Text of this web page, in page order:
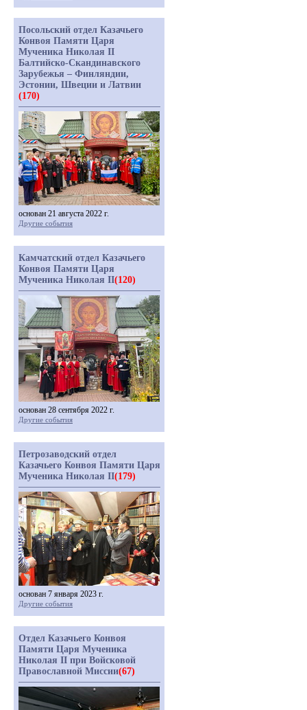
Посольский отдел Казачьего
Конвоя Памяти Царя
Мученика Николая II
Балтийско-Скандинавского
Зарубежья – Финляндии,
Эстонии, Швеции и Латвии
(170)
основан 21 августа 2022 г.
Другие события
Камчатский отдел Казачьего
Конвоя Памяти Царя
Мученика Николая II(120)
основан 28 сентября 2022 г.
Другие события
Петрозаводский отдел
Казачьего Конвоя Памяти Царя
Мученика Николая II(179)
основан 7 января 2023 г.
Другие события
Отдел Казачьего Конвоя
Памяти Царя Мученика
Николая II при Войсковой
Православной Миссии(67)